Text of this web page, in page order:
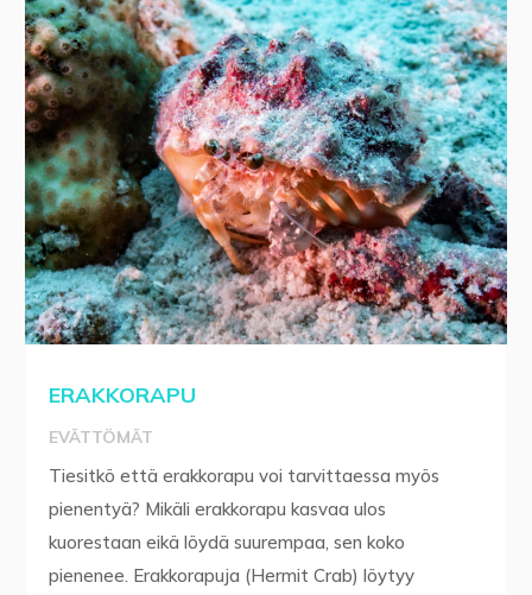
ERAKKORAPU
EVÄTTÖMÄT
Tiesitkö että erakkorapu voi tarvittaessa myös
pienentyä? Mikäli erakkorapu kasvaa ulos
kuorestaan eikä löydä suurempaa, sen koko
pienenee. Erakkorapuja (Hermit Crab) löytyy